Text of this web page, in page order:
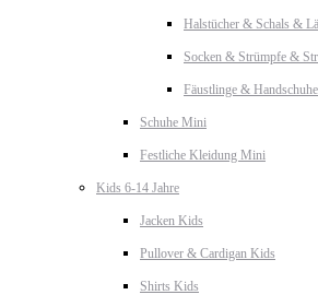
Halstücher & Schals &
Socken & Strümpfe &
Fäustlinge &
Schuhe Mini
Festliche Kleidung Mini
Kids 6-14 Jahre
Jacken Kids
Pullover & Cardigan Kids
Shirts Kids